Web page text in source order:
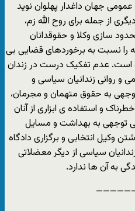
جهان داغدار پهلوان نوید
از جمله برای روح الله زم،
سازی وکلا و حقوقدانان
نسبت به برخوردهای قضایی بی
است. عدم تفکیک درست در زندان
و روانی زندانیان سیاسی و
به حقوق متهمان و مجرمان،
و استفاده ی ابزاری از آنان
توجهی به بهداشت و مسایل
وکیل انتخابی و برگزاری دادگاه
سیاسی از دیگر معضلاتی
به آن ها ندارد.